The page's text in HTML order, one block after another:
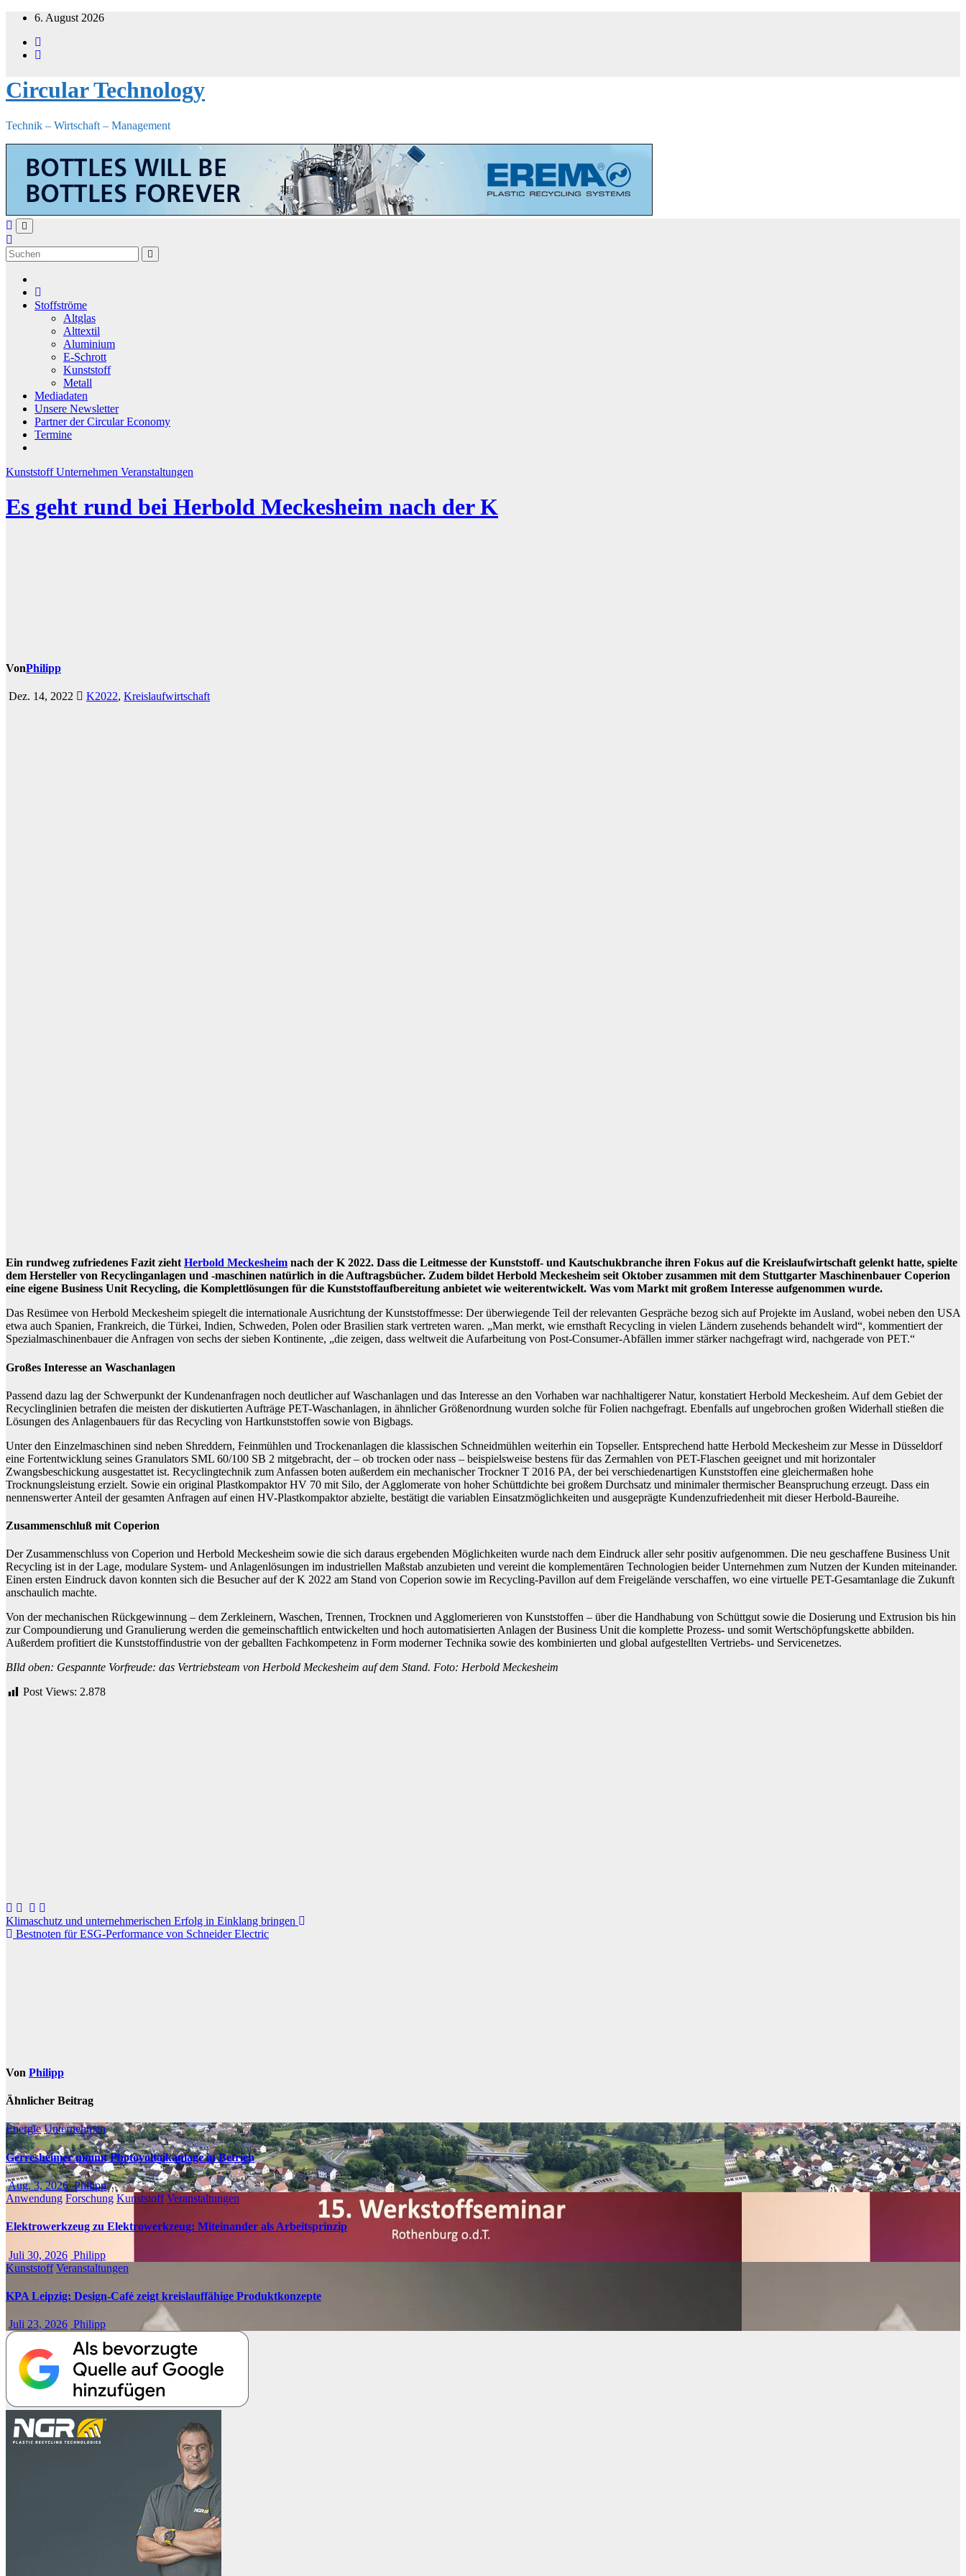
Zum
springen
6. August 2026
Circular Technology
Technik – Wirtschaft – Management
Stoffströme
Altglas
Alttextil
Aluminium
E-Schrott
Kunststoff
Metall
Mediadaten
Unsere Newsletter
Partner der Circular Economy
Termine
KunststoffUnternehmen Veranstaltungen
Es geht rund bei Herbold Meckesheim nach der K
VonPhilipp
Dez. 14, 2022 K2022, Kreislaufwirtschaft
Ein rundweg zufriedenes Fazit zieht Herbold Meckesheim nach der K 2022. Dass die Leitmesse der Kunststoff- und Kautschukbranche ihren Fokus auf die Kreislaufwirtschaft gelenkt hatte, spielte
dem Hersteller von Recyclinganlagen und -maschinen natürlich in die Auftragsbücher. Zudem bildet Herbold Meckesheim seit Oktober zusammen mit dem Stuttgarter Maschinenbauer Coperion
eine eigene Business Unit Recycling, die Komplettlösungen für die Kunststoffaufbereitung anbietet wie weiterentwickelt. Was vom Markt mit großem Interesse aufgenommen wurde.
Das Resümee von Herbold Meckesheim spiegelt die internationale Ausrichtung der Kunststoffmesse: Der überwiegende Teil der relevanten Gespräche bezog sich auf Projekte im Ausland, wobei neben den USA
etwa auch Spanien, Frankreich, die Türkei, Indien, Schweden, Polen oder Brasilien stark vertreten waren. „Man merkt, wie ernsthaft Recycling in vielen Ländern zusehends behandelt wird“, kommentiert der
Spezialmaschinenbauer die Anfragen von sechs der sieben Kontinente, „die zeigen, dass weltweit die Aufarbeitung von Post-Consumer-Abfällen immer stärker nachgefragt wird, nachgerade von PET.“
Großes Interesse an Waschanlagen
Passend dazu lag der Schwerpunkt der Kundenanfragen noch deutlicher auf Waschanlagen und das Interesse an den Vorhaben war nachhaltigerer Natur, konstatiert Herbold Meckesheim. Auf dem Gebiet der
Recyclinglinien betrafen die meisten der diskutierten Aufträge PET-Waschanlagen, in ähnlicher Größenordnung wurden solche für Folien nachgefragt. Ebenfalls auf ungebrochen großen Widerhall stießen die
Lösungen des Anlagenbauers für das Recycling von Hartkunststoffen sowie von Bigbags.
Unter den Einzelmaschinen sind neben Shreddern, Feinmühlen und Trockenanlagen die klassischen Schneidmühlen weiterhin ein Topseller. Entsprechend hatte Herbold Meckesheim zur Messe in Düsseldorf
eine Fortentwicklung seines Granulators SML 60/100 SB 2 mitgebracht, der – ob trocken oder nass – beispielsweise bestens für das Zermahlen von PET-Flaschen geeignet und mit horizontaler
Zwangsbeschickung ausgestattet ist. Recyclingtechnik zum Anfassen boten außerdem ein mechanischer Trockner T 2016 PA, der bei verschiedenartigen Kunststoffen eine gleichermaßen hohe
Trocknungsleistung erzielt. Sowie ein original Plastkompaktor HV 70 mit Silo, der Agglomerate von hoher Schüttdichte bei großem Durchsatz und minimaler thermischer Beanspruchung erzeugt. Dass ein
nennenswerter Anteil der gesamten Anfragen auf einen HV-Plastkompaktor abzielte, bestätigt die variablen Einsatzmöglichkeiten und ausgeprägte Kundenzufriedenheit mit dieser Herbold-Baureihe.
Zusammenschluß mit Coperion
Der Zusammenschluss von Coperion und Herbold Meckesheim sowie die sich daraus ergebenden Möglichkeiten wurde nach dem Eindruck aller sehr positiv aufgenommen. Die neu geschaffene Business Unit
Recycling ist in der Lage, modulare System- und Anlagenlösungen im industriellen Maßstab anzubieten und vereint die komplementären Technologien beider Unternehmen zum Nutzen der Kunden miteinander.
Einen ersten Eindruck davon konnten sich die Besucher auf der K 2022 am Stand von Coperion sowie im Recycling-Pavillon auf dem Freigelände verschaffen, wo eine virtuelle PET-Gesamtanlage die Zukunft
anschaulich machte.
Von der mechanischen Rückgewinnung – dem Zerkleinern, Waschen, Trennen, Trocknen und Agglomerieren von Kunststoffen – über die Handhabung von Schüttgut sowie die Dosierung und Extrusion bis hin
zur Compoundierung und Granulierung werden die gemeinschaftlich entwickelten und hoch automatisierten Anlagen der Business Unit die komplette Prozess- und somit Wertschöpfungskette abbilden.
Außerdem profitiert die Kunststoffindustrie von der geballten Fachkompetenz in Form moderner Technika sowie des kombinierten und global aufgestellten Vertriebs- und Servicenetzes.
BIld oben: Gespannte Vorfreude: das Vertriebsteam von Herbold Meckesheim auf dem Stand. Foto: Herbold Meckesheim
Post Views: 2.878
Beitragsnavigation
Klimaschutz und unternehmerischen Erfolg in Einklang bringen
Bestnoten für ESG-Performance von Schneider Electric
Von Philipp
Ähnlicher Beitrag
Energie Unternehmen
Gerresheimer nimmt Photovoltaikanlage in Betrieb
Aug. 3, 2026 Philipp
Anwendung Forschung Kunststoff Veranstaltungen
Elektrowerkzeug zu Elektrowerkzeug: Miteinander als Arbeitsprinzip
Juli 30, 2026 Philipp
Kunststoff Veranstaltungen
KPA Leipzig: Design-Café zeigt kreislauffähige Produktkonzepte
Juli 23, 2026 Philipp